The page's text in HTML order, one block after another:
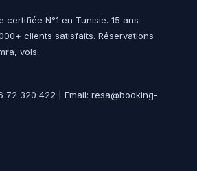
certifiée N°1 en Tunisie. 15 ans
clients satisfaits. Réservations
vols.
72 320 422 | Email: resa@booking-